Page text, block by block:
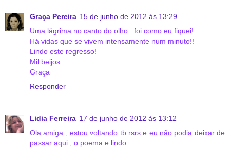
Graça Pereira 15 de junho de 2012 às 13:29
Uma lágrima no canto do olho...foi como eu fiquei!
Há vidas que se vivem intensamente num minuto!!
Lindo este regresso!
Mil beijos.
Graça
Responder
Lidia Ferreira 17 de junho de 2012 às 13:12
Ola amiga , estou voltando tb rsrs e eu não podia deixar de
passar aqui , o poema e lindo